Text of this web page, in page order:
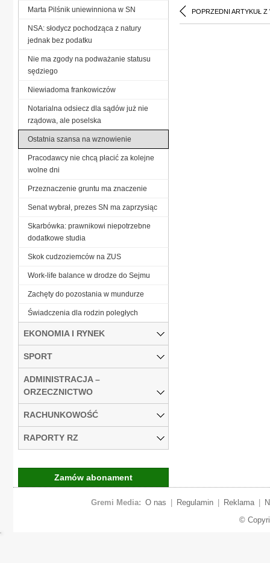
POPRZEDNI ARTYKUŁ Z
Marta Pilśnik uniewinniona w SN
NSA: słodycz pochodząca z natury
jednak bez podatku
Nie ma zgody na podważanie statusu
sędziego
Niewiadoma frankowiczów
Notarialna odsiecz dla sądów już nie
rządowa, ale poselska
Ostatnia szansa na wznowienie
Pracodawcy nie chcą płacić za kolejne
wolne dni
Przeznaczenie gruntu ma znaczenie
Senat wybrał, prezes SN ma zaprzysiąc
Skarbówka: prawnikowi niepotrzebne
dodatkowe studia
Skok cudzoziemców na ZUS
Work-life balance w drodze do Sejmu
Zachęty do pozostania w mundurze
Świadczenia dla rodzin poległych
EKONOMIA I RYNEK
SPORT
ADMINISTRACJA –
ORZECZNICTWO
RACHUNKOWOŚĆ
RAPORTY RZ
Zamów abonament
Gremi Media: O nas Regulamin Reklama
©